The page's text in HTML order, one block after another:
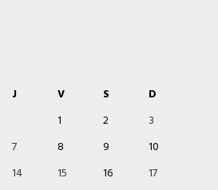
J V S
D
1
2
3
7 8 9
10
14 15 16
17